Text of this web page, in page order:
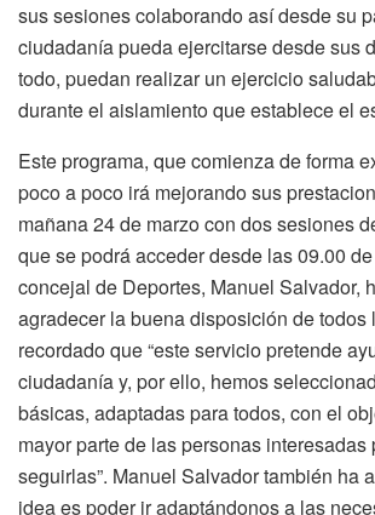
sus sesiones colaborando así desde su
ciudadanía pueda ejercitarse desde sus
todo, puedan realizar un ejercicio
durante el aislamiento que establece el
Este programa, que comienza de forma
poco a poco irá mejorando sus
mañana 24 de marzo con dos sesiones
que se podrá acceder desde las 09.00
concejal de Deportes, Manuel Salvador,
agradecer la buena disposición de todos
recordado que “este servicio pretende
ciudadanía y, por ello, hemos
básicas, adaptadas para todos, con el
mayor parte de las personas interesadas
seguirlas”. Manuel Salvador también ha
idea es poder ir adaptándonos a las